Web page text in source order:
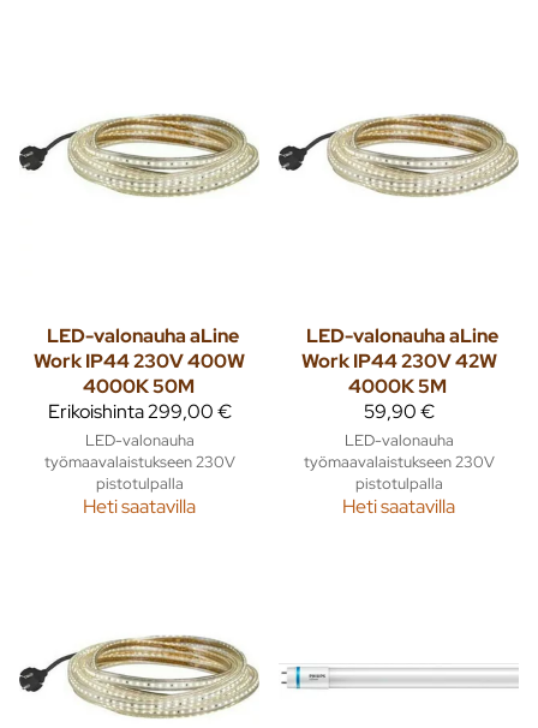
LED-valonauha aLine
Work IP44 230V 400W
4000K 50M
Erikoishinta299,00 €
LED-valonauha
työmaavalaistukseen 230V
pistotulpalla
Heti saatavilla
LED-valonauha aLine
Work IP44 230V 42W
4000K 5M
59,90 €
LED-valonauha
työmaavalaistukseen 230V
pistotulpalla
Heti saatavilla